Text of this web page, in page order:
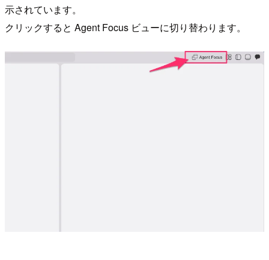
示されています。
クリックすると Agent Focus ビューに切り替わります。